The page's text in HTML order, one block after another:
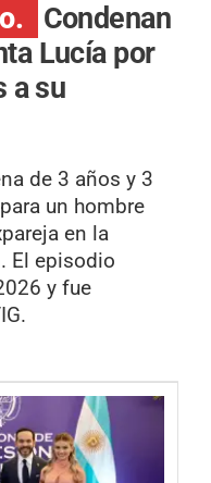
Condenan
Lucía por
a su
de 3 años y 3
un hombre
en la
El episodio
y fue